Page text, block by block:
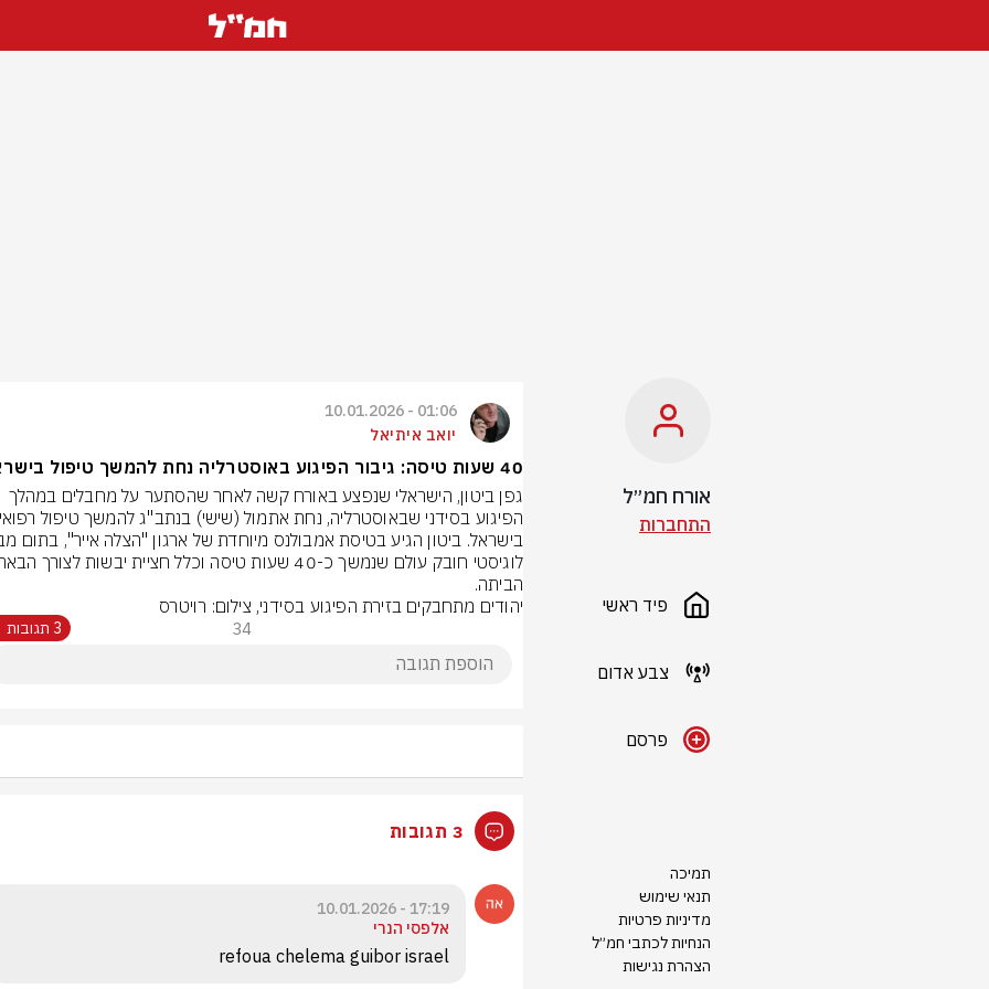
אורח חמ״ל
התחברות
פיד ראשי
צבע אדום
פרסם
תמיכה
תנאי שימוש
מדיניות פרטיות
הנחיות לכתבי חמ״ל
הצהרת נגישות
01:06 - 10.01.2026
יואב איתיאל
40 שעות טיסה: גיבור הפיגוע באוסטרליה נחת להמשך טיפול בישראל
הביתה.
יהודים מתחבקים בזירת הפיגוע בסידני, צילום: רויטרס
34 3 תגובות
3 תגובות
17:19 - 10.01.2026
אלפסי הנרי
refoua chelema guibor israel